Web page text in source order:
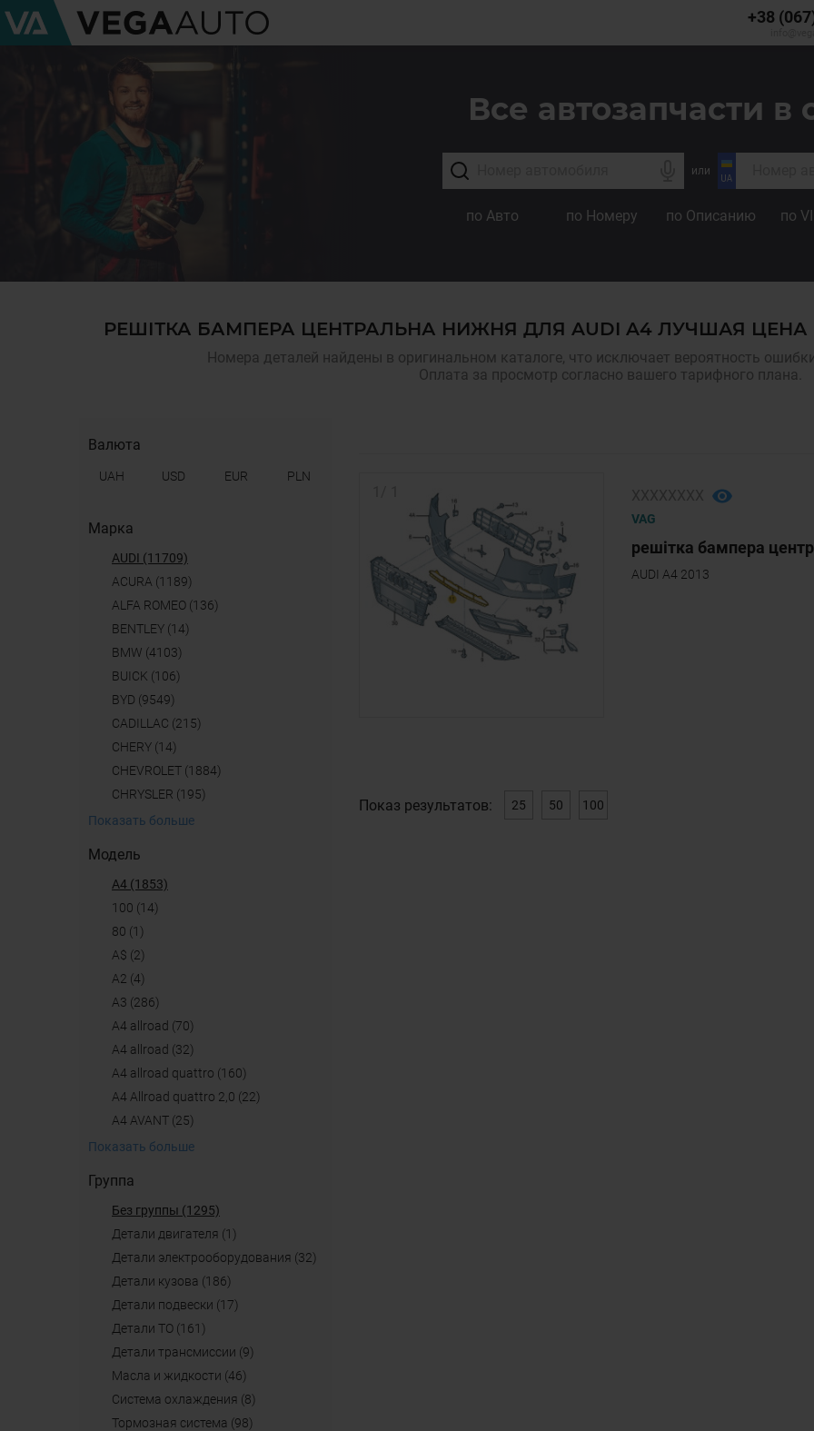
+38
Все автозапчасти
или
по Авто по Номеру по Описанию по
РЕШІТКА БАМПЕРА ЦЕНТРАЛЬНА НИЖНЯ ДЛЯ AUDI A4 ЛУЧШАЯ
Номера деталей найдены в оригинальном каталоге, что исключает вероятность
Оплата за просмотр согласно вашего тарифного плана.
Валюта
UAH USD EUR PLN
Марка
AUDI (11709)
ACURA (1189)
ALFA ROMEO (136)
BENTLEY (14)
BMW (4103)
BUICK (106)
BYD (9549)
CADILLAC (215)
CHERY (14)
CHEVROLET (1884)
CHRYSLER (195)
Показать больше
Модель
A4 (1853)
100 (14)
80 (1)
A$ (2)
A2 (4)
A3 (286)
A4 allroad (70)
a4 allroad (32)
A4 allroad quattro (160)
A4 Allroad quattro 2,0 (22)
A4 AVANT (25)
Показать больше
Группа
Без группы (1295)
детали двигателя (1)
детали электрооборудования (32)
детали кузова (186)
детали подвески (17)
детали ТО (161)
детали трансмиссии (9)
масла и жидкости (46)
система охлаждения (8)
тормозная система (98)
VAG
решітка бампера
AUDI A4 2013
Показ результатов: 25 50 100